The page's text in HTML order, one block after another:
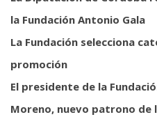
la Fundación Antonio Gala
La Fundación selecciona
promoción
El presidente de la
Moreno, nuevo patrono de